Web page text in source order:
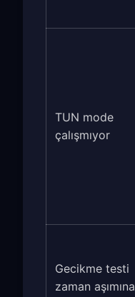
TUN mode
çalışmıyor
Gecikme testi
zaman aşımına